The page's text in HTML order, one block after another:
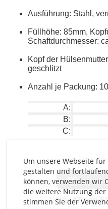
Um unsere Webseite
gestalten und
können, verwenden wir
die weitere Nutzung der
stimmen Sie der
Ausführung: Stahl,
Füllhöhe: 85mm,
Schaftdurchmesser:
Kopf der
geschlitzt
Anzahl je Packung:
A:
B:
C:
<< <
Artikel47 von